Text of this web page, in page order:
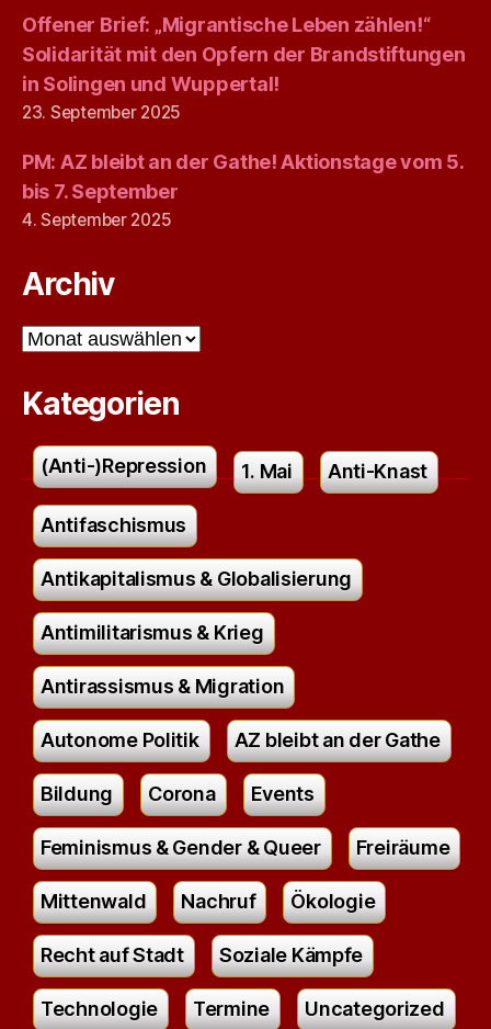
Offener Brief: „Migrantische Leben zählen!“
Solidarität mit den Opfern der Brandstiftungen
in Solingen und Wuppertal!
23. September 2025
PM: AZ bleibt an der Gathe! Aktionstage vom 5.
bis 7. September
4. September 2025
Archiv
Archiv
Kategorien
(Anti-)Repression 1. Mai Anti-Knast
Antifaschismus
Antikapitalismus & Globalisierung
Antimilitarismus & Krieg
Antirassismus & Migration
Autonome Politik AZ bleibt an der Gathe
Bildung Corona Events
Feminismus & Gender & Queer Freiräume
Mittenwald Nachruf Ökologie
Recht auf Stadt Soziale Kämpfe
Technologie Termine Uncategorized